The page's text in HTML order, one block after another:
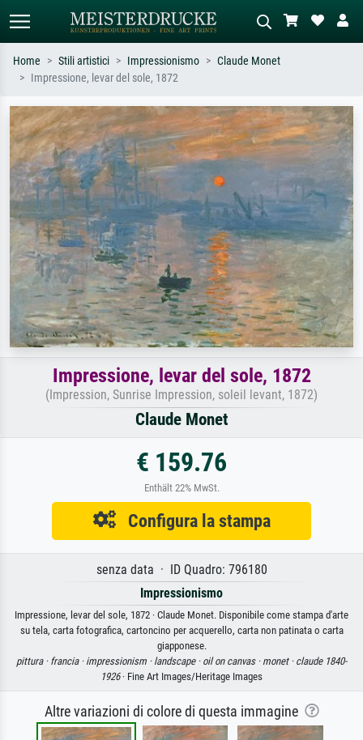
Cerca per artista, titolo o stile – es.
Monet, Notte stellata,
Impressionismo, onda di Hokusai,
nudo.
Descrivi la scena – es. prato verde,
astratto con molto rosso, dipinto a
olio scuro, nudo in piedi vicino a un
albero.
Home Stili artistici Impressionismo
Claude Monet
Impressione, levar del sole, 1872
Impressione, levar del sole, 1872
(Impression, Sunrise Impression, soleil levant, 1872)
Claude Monet
€ 159.76
Enthält 22% MwSt.
Configura la stampa
senza data · ID Quadro: 796180
Impressionismo
Impressione, levar del sole, 1872 · Claude Monet. Disponibile come stampa d'arte
su tela, carta fotografica, cartoncino per acquerello, carta non patinata o carta
giapponese.
pittura · francia · impressionism · landscape · oil on canvas · monet · claude 1840-
1926· Fine Art Images/Heritage Images
Altre variazioni di colore di questa immagine